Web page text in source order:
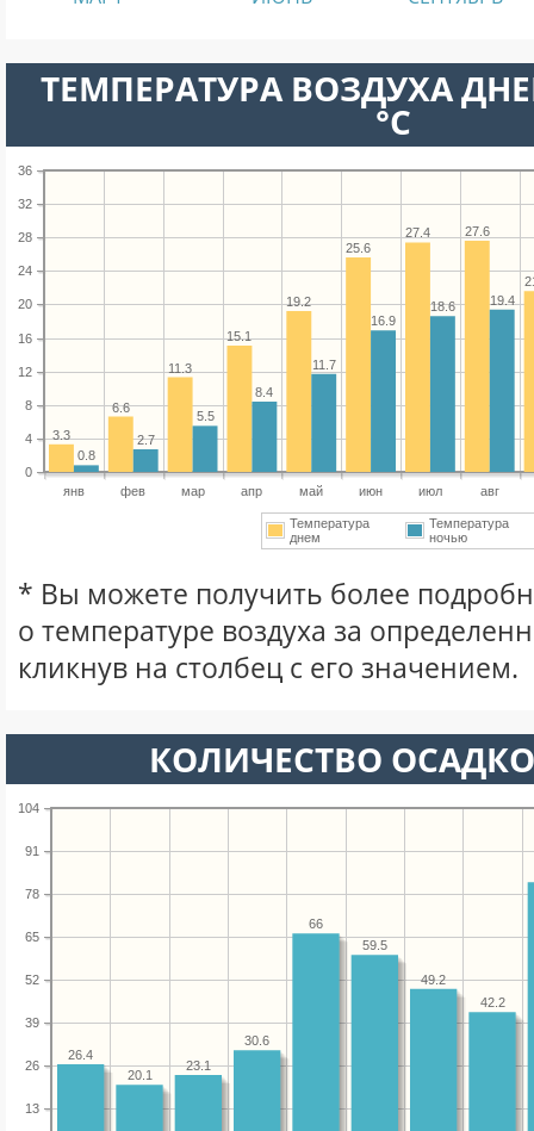
ТЕМПЕРАТУРА ВОЗДУХА
°C
янв фев мар апр май июн июл авг
0
4
8
12
16
20
24
28
32
36
27.6
27.4
25.6
19.2
15.1
11.3
6.6
3.3
19.4
18.6
16.9
11.7
8.4
5.5
2.7
0.8
Температура
днем
Температура
ночью
* Вы можете получить более
о температуре воздуха за
кликнув на столбец с его значением.
КОЛИЧЕСТВО
13
26
39
52
65
78
91
104
42.2
49.2
59.5
66
30.6
23.1
20.1
26.4